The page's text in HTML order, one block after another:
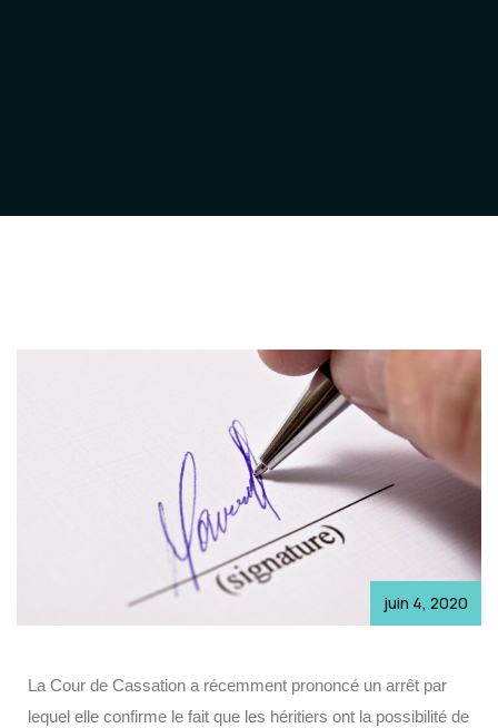
juin 4, 2020
La Cour de Cassation a récemment prononcé un arrêt par
lequel elle confirme le fait que les héritiers ont la possibilité de